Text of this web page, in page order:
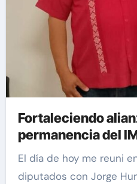
Fortaleciendo
permanencia del
El día de hoy me reuni en la cámara de
diputados con Jorge